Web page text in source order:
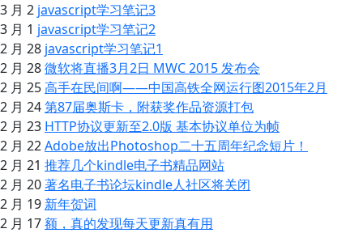
3 月 2 javascript学习笔记3
3 月 1 javascript学习笔记2
2 月 28 javascript学习笔记1
2 月 28微软将直播3月2日 MWC 2015 发布会
2 月 25高手在民间啊——中国高铁全网运行图2015年2月
2 月 24第87届奥斯卡，附获奖作品资源打包
2 月 23 HTTP协议更新至2.0版 基本协议单位为帧
2 月 22Adobe放出Photoshop二十五周年纪念短片！
2 月 21 推荐几个kindle电子书精品网站
2 月 20著名电子书论坛kindle人社区将关闭
2 月 19 新年贺词
2 月 17额，真的发现每天更新真有用